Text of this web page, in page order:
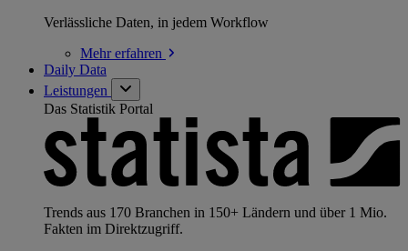
Verlässliche Daten, in jedem Workflow
Mehrerfahren
Daily Data
Leistungen
Das Statistik Portal
Trends aus 170 Branchen in 150+ Ländern und über 1 Mio.
Fakten im Direktzugriff.